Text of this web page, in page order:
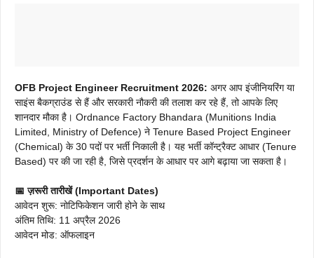
OFB Project Engineer Recruitment 2026: अगर आप इंजीनियरिंग या
साइंस बैकग्राउंड से हैं और सरकारी नौकरी की तलाश कर रहे हैं, तो आपके लिए
शानदार मौका है। Ordnance Factory Bhandara (Munitions India
Limited, Ministry of Defence) ने Tenure Based Project Engineer
(Chemical) के 30 पदों पर भर्ती निकाली है। यह भर्ती कॉन्ट्रैक्ट आधार (Tenure
Based) पर की जा रही है, जिसे प्रदर्शन के आधार पर आगे बढ़ाया जा सकता है।
📅 ज़रूरी तारीखें (Important Dates)
आवेदन शुरू: नोटिफिकेशन जारी होने के साथ
अंतिम तिथि: 11 अप्रैल 2026
आवेदन मोड: ऑफलाइन